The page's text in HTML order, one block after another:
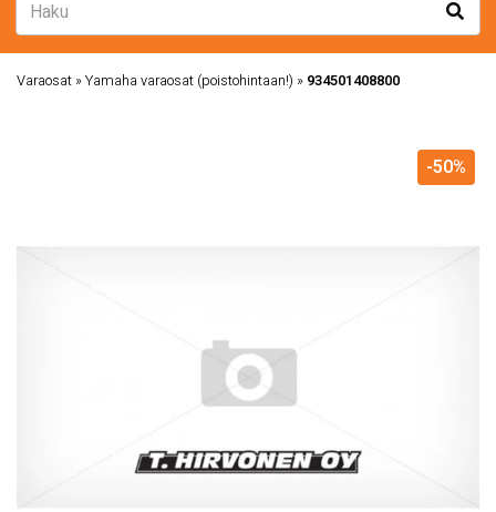
Varaosat »Yamaha varaosat (poistohintaan!) » 934501408800
-50%